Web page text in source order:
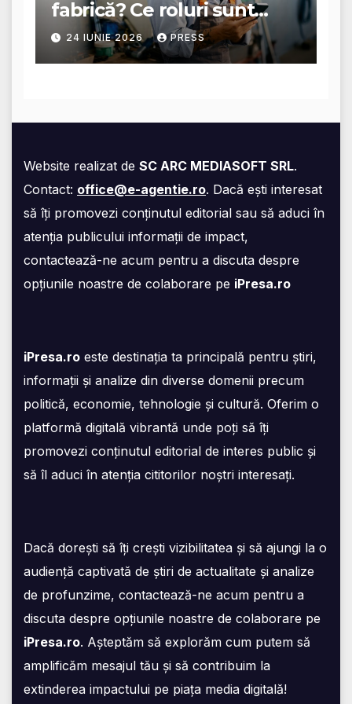
fabrică? Ce roluri sunt
disponibile și ce presupun
acestea
24 IUNIE 2026 PRESS
Website realizat de SC ARC MEDIASOFT SRL.
Contact: office@e-agentie.ro. Dacă ești interesat
să îți promovezi conținutul editorial sau să aduci în
atenția publicului informații de impact,
contactează-ne acum pentru a discuta despre
opțiunile noastre de colaborare pe iPresa.ro
iPresa.ro este destinația ta principală pentru știri,
informații și analize din diverse domenii precum
politică, economie, tehnologie și cultură. Oferim o
platformă digitală vibrantă unde poți să îți
promovezi conținutul editorial de interes public și
să îl aduci în atenția cititorilor noștri interesați.
Dacă dorești să îți crești vizibilitatea și să ajungi la o
audiență captivată de știri de actualitate și analize
de profunzime, contactează-ne acum pentru a
discuta despre opțiunile noastre de colaborare pe
iPresa.ro. Așteptăm să explorăm cum putem să
amplificăm mesajul tău și să contribuim la
extinderea impactului pe piața media digitală!